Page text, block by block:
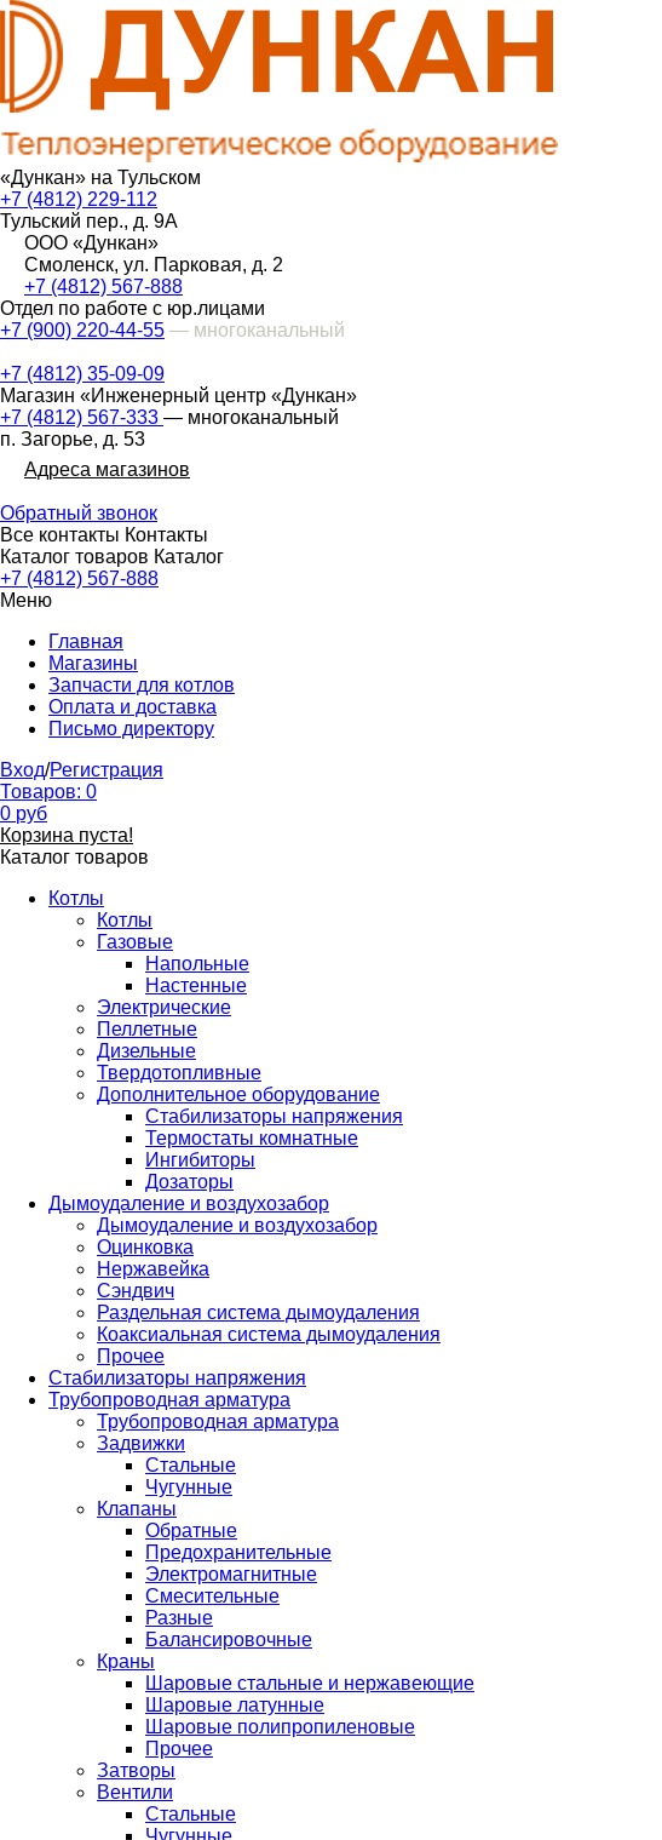
«Дункан» на Тульском
+7 (4812) 229-112
Тульский пер., д. 9А
ООО «Дункан»
Смоленск, ул. Парковая, д. 2
+7 (4812) 567-888
Отдел по работе с юр.лицами
+7 (900) 220-44-55 — многоканальный
+7 (4812) 35-09-09
Магазин «Инженерный центр «Дункан»
+7 (4812) 567-333 — многоканальный
п. Загорье, д. 53
Адреса магазинов
Обратный звонок
Все контакты Контакты
Каталог товаров Каталог
+7 (4812) 567-888
Меню
Главная
Магазины
Запчасти для котлов
Оплата и доставка
Письмо директору
Вход/Регистрация
Товаров: 0
0 руб
Корзина пуста!
Каталог товаров
Котлы
Котлы
Газовые
Напольные
Настенные
Электрические
Пеллетные
Дизельные
Твердотопливные
Дополнительное оборудование
Стабилизаторы напряжения
Термостаты комнатные
Ингибиторы
Дозаторы
Дымоудаление и воздухозабор
Дымоудаление и воздухозабор
Оцинковка
Нержавейка
Сэндвич
Раздельная система дымоудаления
Коаксиальная система дымоудаления
Прочее
Стабилизаторы напряжения
Трубопроводная арматура
Трубопроводная арматура
Задвижки
Стальные
Чугунные
Клапаны
Обратные
Предохранительные
Электромагнитные
Смесительные
Разные
Балансировочные
Краны
Шаровые стальные и нержавеющие
Шаровые латунные
Шаровые полипропиленовые
Прочее
Затворы
Вентили
Стальные
Чугунные